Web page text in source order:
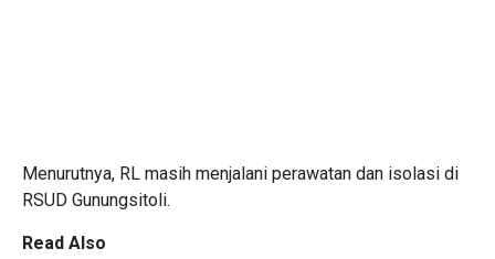
Menurutnya, RL masih menjalani perawatan dan isolasi di
RSUD Gunungsitoli.
Read Also